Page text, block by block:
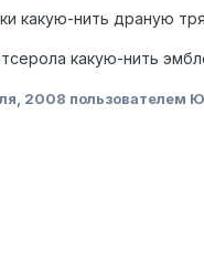
какую-нить драную
какую-нить
2008 пользователем